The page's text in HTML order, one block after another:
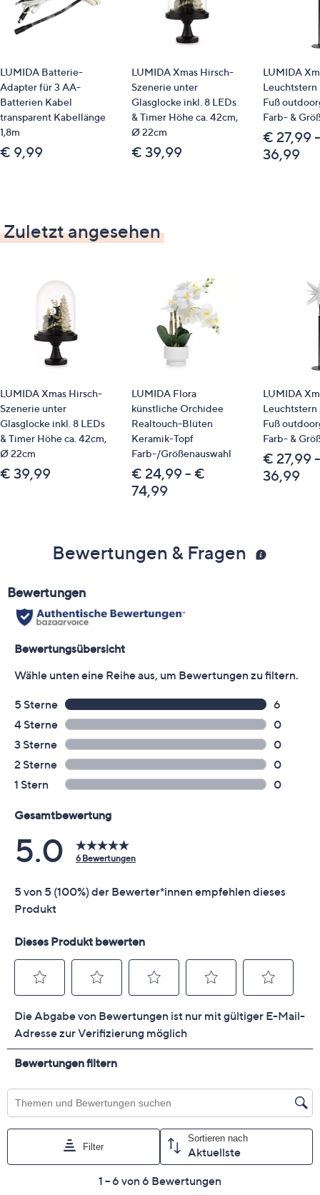
LUMIDA Batterie-
Adapter für 3 AA-
Batterien Kabel
transparent Kabellänge
1,8m
€ 9,99
LUMIDA Xmas Hirsch-
Szenerie unter
Glasglocke inkl. 8 LEDs
& Timer Höhe ca. 42cm,
Ø 22cm
€ 39,99
LUMIDA
Fuß
Farb- &
€ 27,99
36,99
Zuletzt angesehen
LUMIDA Xmas Hirsch-
Szenerie unter
Glasglocke inkl. 8 LEDs
& Timer Höhe ca. 42cm,
Ø 22cm
€ 39,99
LUMIDA Flora
künstliche Orchidee
Realtouch-Blüten
Keramik-Topf
Farb-/Größenauswahl
€ 24,99 - €
74,99
LUMIDA
Fuß
Farb- &
€ 27,99
36,99
Bewertungen & Fragen